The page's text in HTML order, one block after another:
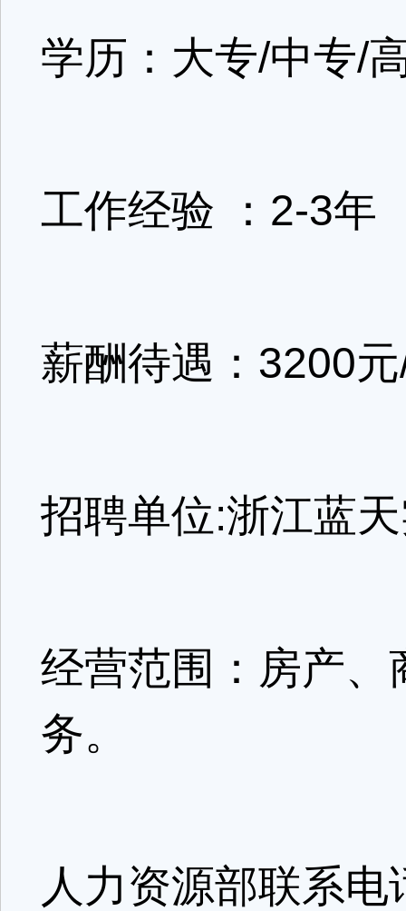
学历：大专/中专/
工作经验 ：2-3年
薪酬待遇：3200
招聘单位:浙江蓝
经营范围：房产
务。
人力资源部联系